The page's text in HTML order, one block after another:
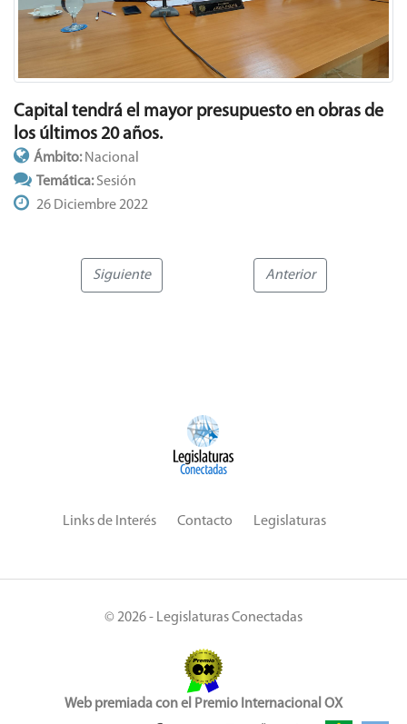
Capital tendrá el mayor presupuesto en obras de
los últimos 20 años.
Ámbito:Nacional
Temática:Sesión
26 Diciembre 2022
Siguiente Anterior
Links de Interés Contacto Legislaturas
© 2026 - Legislaturas Conectadas
Web premiada con el Premio Internacional OX